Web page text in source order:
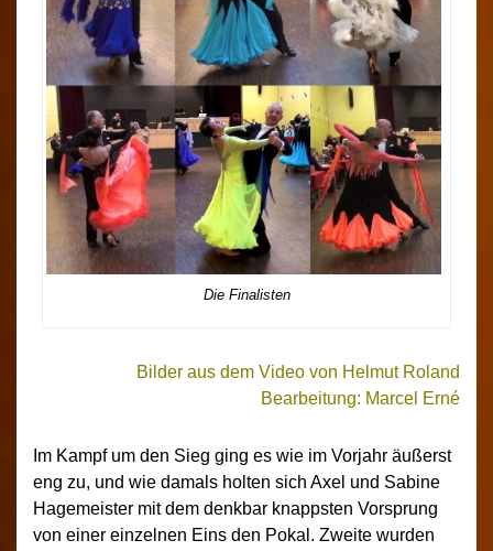
Die Finalisten
Bilder aus dem Video von Helmut Roland
Bearbeitung: Marcel Erné
Im Kampf um den Sieg ging es wie im Vorjahr äußerst
eng zu, und wie damals holten sich Axel und Sabine
Hagemeister mit dem denkbar knappsten Vorsprung
von einer einzelnen Eins den Pokal. Zweite wurden